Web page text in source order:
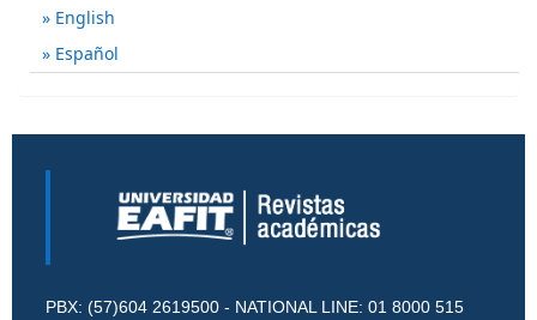
English
Español
PBX: (57)604 2619500 - NATIONAL LINE: 01 8000 515